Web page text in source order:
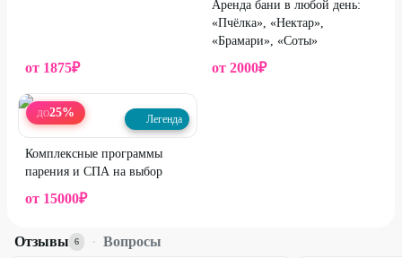
от 1875₽
Аренда бани в любой день:
«Пчёлка», «Нектар»,
«Брамари», «Соты»
от 2000₽
ДО25% Легенда
Комплексные программы
парения и СПА на выбор
от 15000₽
Отзывы 6 · Вопросы